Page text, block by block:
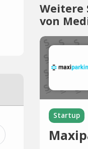
Weitere
von
Startup